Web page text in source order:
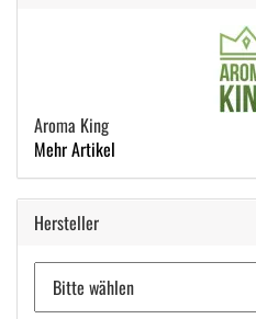
Aroma King
Mehr Artikel
Hersteller